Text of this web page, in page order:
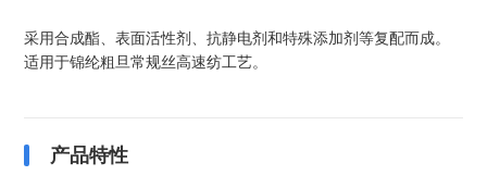
采用合成酯、表面活性剂、抗静电剂和特殊添加剂等复配而成。
适用于锦纶粗旦常规丝高速纺工艺。
产品特性